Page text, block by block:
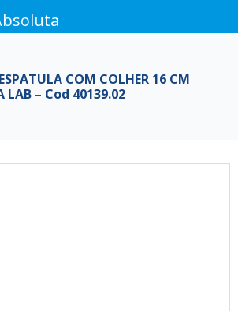
COM COLHER 16 CM
LAB – Cod 40139.02